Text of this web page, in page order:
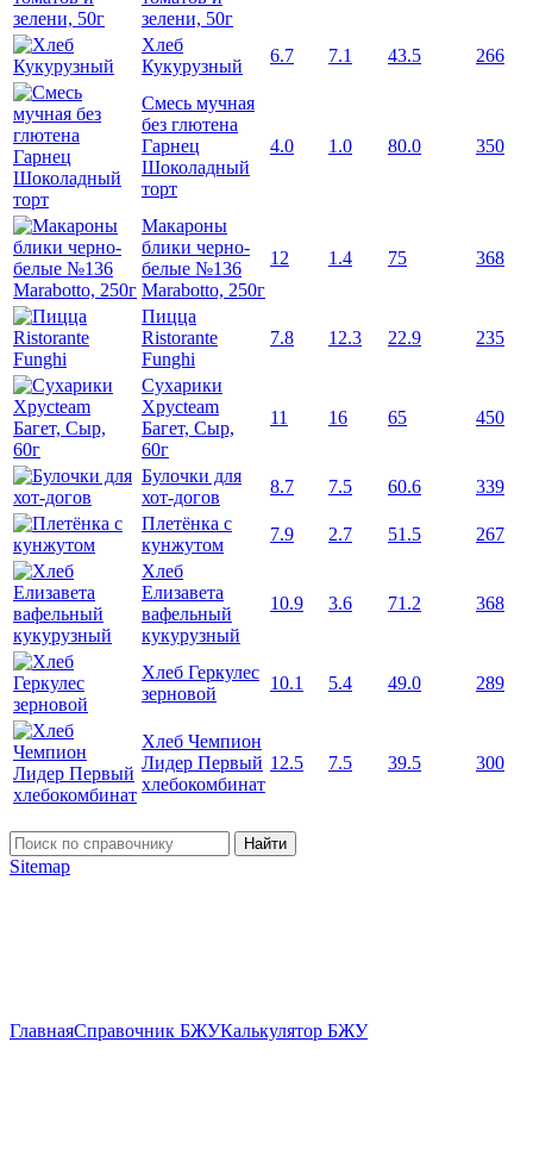
зелени, 50г
Хлеб
Кукурузный
6.7 7.1 43.5 266
Смесь мучная
без глютена
Гарнец
Шоколадный
торт
4.0 1.0 80.0 350
Макароны
блики черно-
белые №136
Marabotto, 250г
12 1.4 75 368
Пицца
Ristorante
Funghi
7.8 12.3 22.9 235
Сухарики
Хрусteam
Багет, Сыр,
60г
11 16 65 450
Булочки для
хот-догов
8.7 7.5 60.6
339
Плетёнка с
кунжутом
7.9 2.7 51.5
267
Хлеб
Елизавета
вафельный
кукурузный
10.9 3.6 71.2 368
Хлеб Геркулес
зерновой
10.1 5.4 49.0 289
Хлеб Чемпион
Лидер Первый
хлебокомбинат
12.5 7.5 39.5 300
Найти
Sitemap
ГлавнаяСправочник БЖУКалькулятор БЖУ